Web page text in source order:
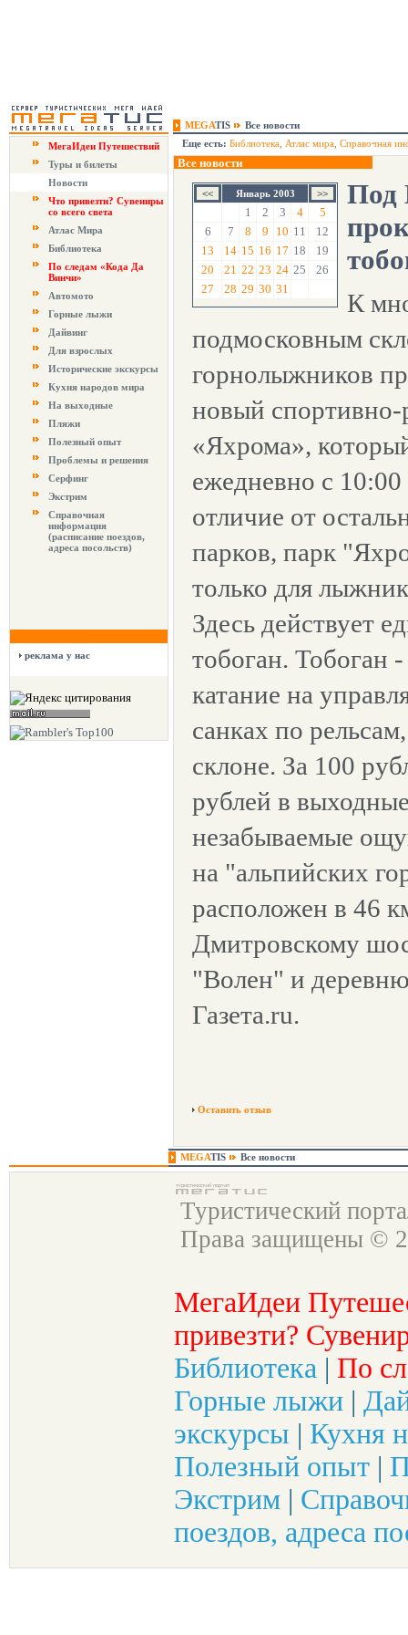
MEGATIS
Все новости
МегаИдеи Путешествий
Туры и билеты
Новости
Что привезти? Сувениры
со всего света
Атлас Мира
Библиотека
По следам «Кода Да
Винчи»
Автомото
Горные лыжи
Дайвинг
Для взрослых
Исторические экскурсы
Кухня народов мира
На выходные
Пляжи
Полезный опыт
Проблемы и решения
Серфинг
Экстрим
Справочная
информация
(расписание поездов,
адреса посольств)
реклама у нас
Еще есть: Библиотека Атлас мира Справочная
Все новости
Январь 2003
1 2 3 4
5
6
7 8 9 10 11
12
13
14 15 16 17 18
19
20
21 22 23 24 25
26
27
28 29 30 31
Под
К
подмосковным
горнолыжников
новый спортивно-
«Яхрома»,
ежедневно с
отличие от
парков, парк
только для
Здесь действует
тобоган. Тобоган
катание на
санках по
склоне. За 100
рублей в
незабываемые
на "альпийских
расположен в 46
Дмитровскому
"Волен" и
Газета.ru.
Оставить отзыв
MEGATIS Все новости
Туристический
Права защищены ©
МегаИдеи
привезти?
Библиотека | По
Горные лыжи |
экскурсы | Кухня
Полезный опыт |
Экстрим |
поездов, адреса